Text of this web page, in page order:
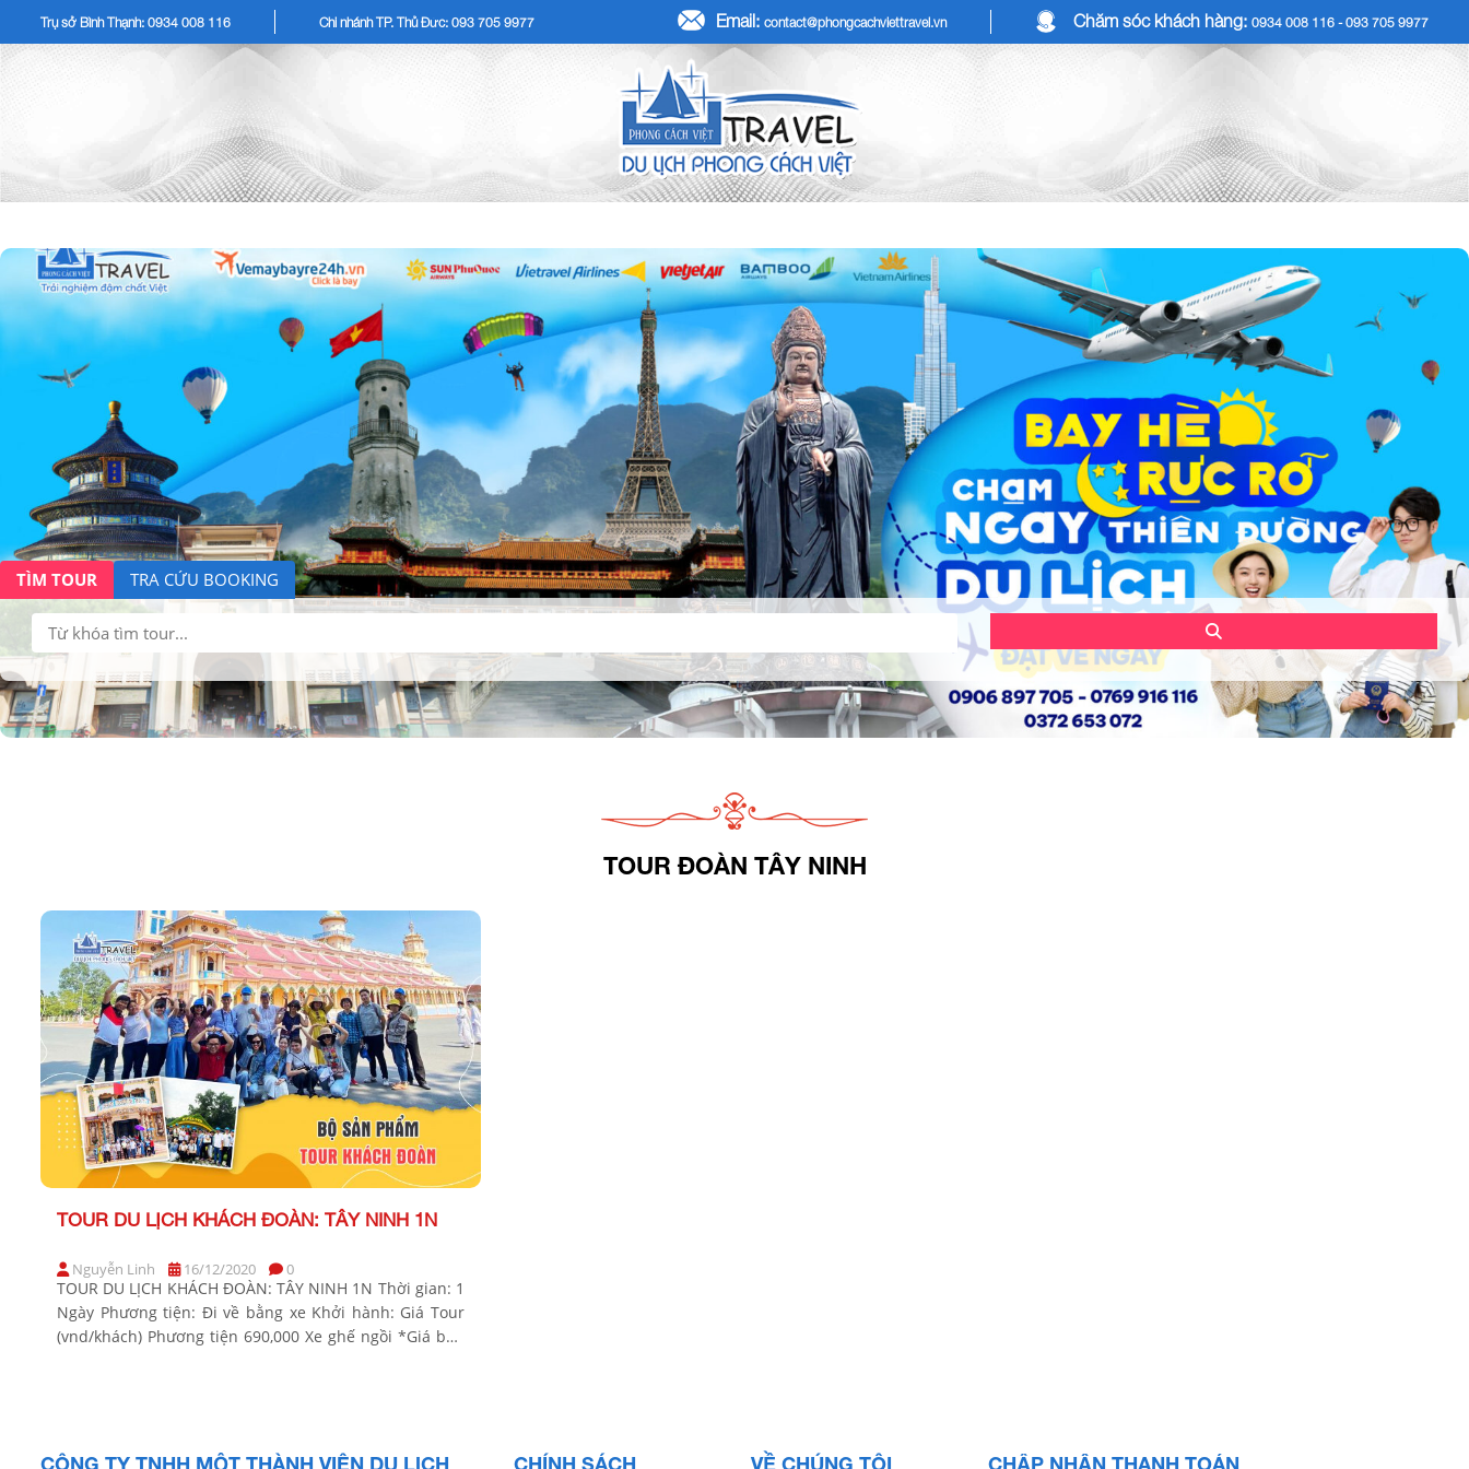
Trụ sở Bình Thạnh: 0934 008 116 Chi nhánh TP. Thủ Đức: 093 705 9977 Email: contact@phongcachviettravel.vn Chăm sóc khách hàng: 0934 008 116 - 093 705 9977
TÌM TOUR TRA CỨU BOOKING
Tìm
kiếm:
TOUR ĐOÀN TÂY NINH
TOUR DU LỊCH KHÁCH ĐOÀN: TÂY NINH 1N
Nguyễn Linh 16/12/2020 0
TOUR DU LỊCH KHÁCH ĐOÀN: TÂY NINH 1N Thời gian: 1
Ngày Phương tiện: Đi về bằng xe Khởi hành: Giá Tour
(vnd/khách) Phương tiện 690,000 Xe ghế ngồi *Giá bán
CÔNG TY TNHH MỘT THÀNH VIÊN DU LỊCH CHÍNH SÁCH VỀ CHÚNG TÔI CHẤP NHẬN THANH TOÁN